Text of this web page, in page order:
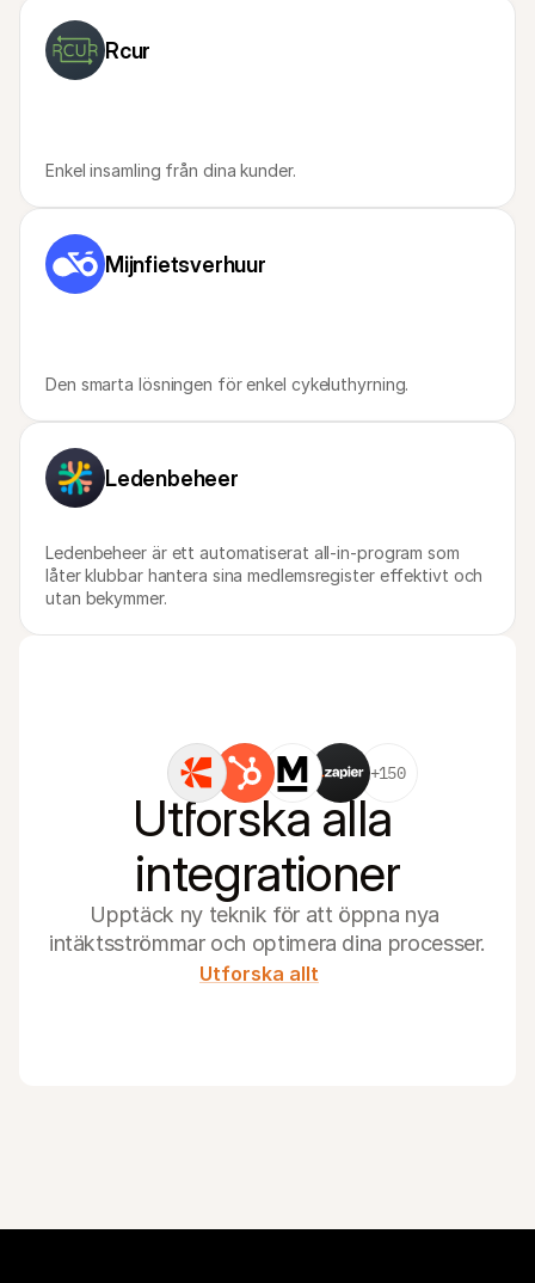
Rcur
Enkel insamling från dina kunder.
Mijnfietsverhuur
Den smarta lösningen för enkel cykeluthyrning.
Ledenbeheer
Ledenbeheer är ett automatiserat all-in-program som
låter klubbar hantera sina medlemsregister effektivt och
utan bekymmer.
+150
Utforska alla
integrationer
Upptäck ny teknik för att öppna nya
intäktsströmmar och optimera dina processer.
Utforska allt
Find out why Mollie is on your bank statement
For Mollie customers
Reach out to our customer support team